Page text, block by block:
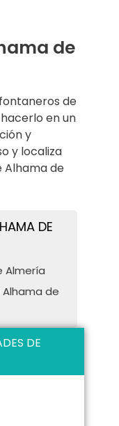
de
de
en un
y
y localiza
Alhama de
DE
Almería
de
DE